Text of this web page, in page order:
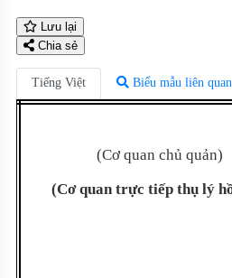
Lưu lại
Chia sẻ
Tiếng Việt Biểu mẫu liên quan
(Cơ quan chủ quản)
(Cơ quan trực tiếp thụ lý